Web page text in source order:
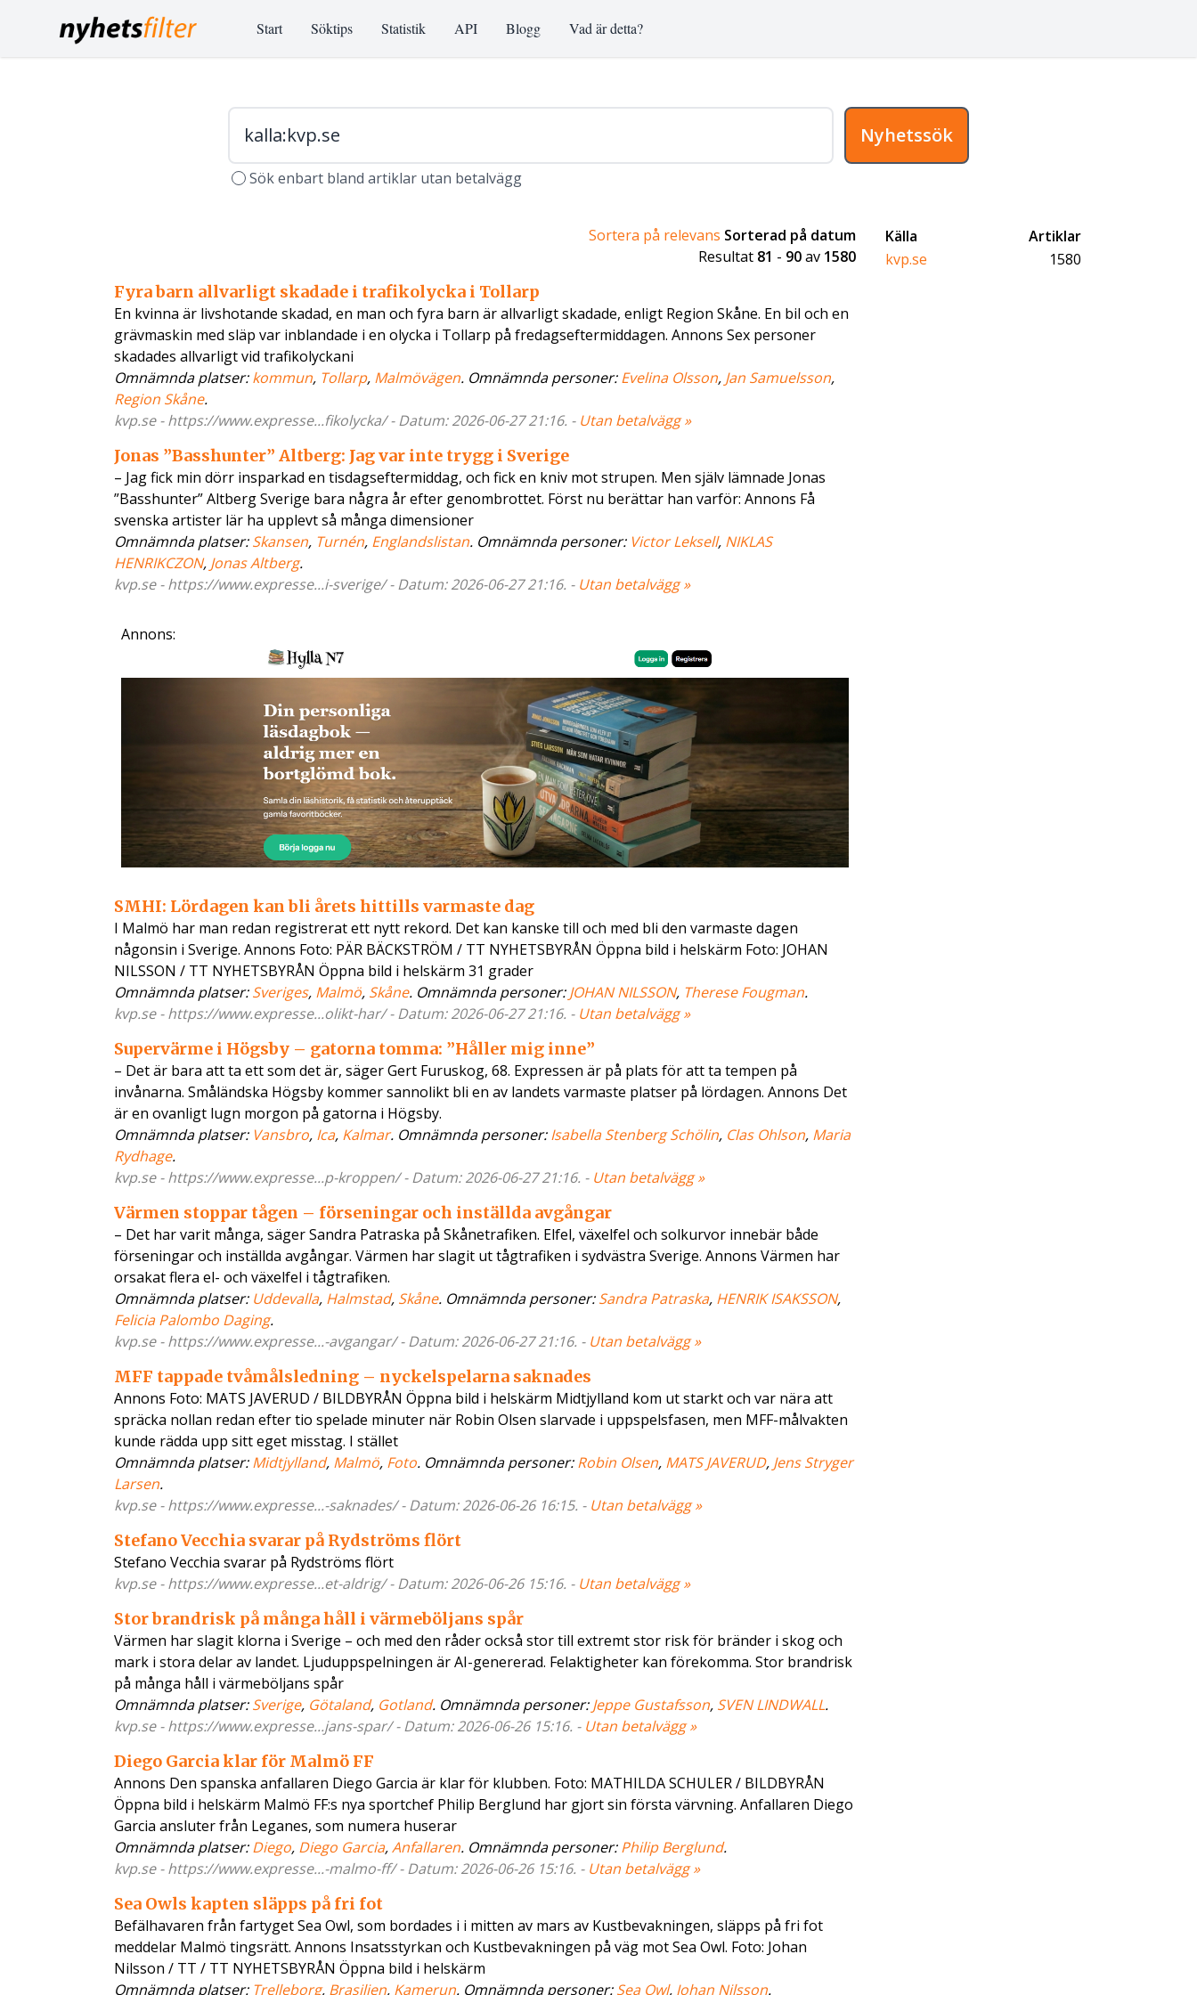
Start Söktips Statistik API Blogg Vad är detta?
Nyhetssök
Sök enbart bland artiklar utan betalvägg
Sortera på relevans Sorterad på datum
Resultat 81 - 90av 1580
Fyra barn allvarligt skadade i trafikolycka i Tollarp
En kvinna är livshotande skadad, en man och fyra barn är allvarligt skadade, enligt Region Skåne. En bil och en
grävmaskin med släp var inblandade i en olycka i Tollarp på fredagseftermiddagen. Annons Sex personer
skadades allvarligt vid trafikolyckani
Omnämnda platser:kommun, Tollarp, Malmövägen. Omnämnda personer:Evelina Olsson, Jan Samuelsson,
Region Skåne.
kvp.se - https://www.expresse...fikolycka/ - Datum: 2026-06-27 21:16. - Utan betalvägg »
Jonas ”Basshunter” Altberg: Jag var inte trygg i Sverige
– Jag fick min dörr insparkad en tisdagseftermiddag, och fick en kniv mot strupen. Men själv lämnade Jonas
”Basshunter” Altberg Sverige bara några år efter genombrottet. Först nu berättar han varför: Annons Få
svenska artister lär ha upplevt så många dimensioner
Omnämnda platser:Skansen, Turnén, Englandslistan. Omnämnda personer: Victor Leksell, NIKLAS
HENRIKCZON, Jonas Altberg.
kvp.se - https://www.expresse...i-sverige/ - Datum: 2026-06-27 21:16. - Utan betalvägg »
Annons:
SMHI: Lördagen kan bli årets hittills varmaste dag
I Malmö har man redan registrerat ett nytt rekord. Det kan kanske till och med bli den varmaste dagen
någonsin i Sverige. Annons Foto: PÄR BÄCKSTRÖM / TT NYHETSBYRÅN Öppna bild i helskärm Foto: JOHAN
NILSSON / TT NYHETSBYRÅN Öppna bild i helskärm 31 grader
Omnämnda platser:Sveriges, Malmö, Skåne. Omnämnda personer:JOHAN NILSSON, Therese Fougman.
kvp.se - https://www.expresse...olikt-har/ - Datum: 2026-06-27 21:16. - Utan betalvägg »
Supervärme i Högsby – gatorna tomma: ”Håller mig inne”
– Det är bara att ta ett som det är, säger Gert Furuskog, 68. Expressen är på plats för att ta tempen på
invånarna. Småländska Högsby kommer sannolikt bli en av landets varmaste platser på lördagen. Annons Det
är en ovanligt lugn morgon på gatorna i Högsby.
Omnämnda platser: Vansbro, Ica, Kalmar. Omnämnda personer:Isabella Stenberg Schölin, Clas Ohlson, Maria
Rydhage.
kvp.se - https://www.expresse...p-kroppen/ - Datum: 2026-06-27 21:16. - Utan betalvägg »
Värmen stoppar tågen – förseningar och inställda avgångar
– Det har varit många, säger Sandra Patraska på Skånetrafiken. Elfel, växelfel och solkurvor innebär både
förseningar och inställda avgångar. Värmen har slagit ut tågtrafiken i sydvästra Sverige. Annons Värmen har
orsakat flera el- och växelfel i tågtrafiken.
Omnämnda platser: Uddevalla, Halmstad, Skåne. Omnämnda personer:Sandra Patraska, HENRIK ISAKSSON,
Felicia Palombo Daging.
kvp.se - https://www.expresse...-avgangar/ - Datum: 2026-06-27 21:16. - Utan betalvägg »
MFF tappade tvåmålsledning – nyckelspelarna saknades
Annons Foto: MATS JAVERUD / BILDBYRÅN Öppna bild i helskärm Midtjylland kom ut starkt och var nära att
spräcka nollan redan efter tio spelade minuter när Robin Olsen slarvade i uppspelsfasen, men MFF-målvakten
kunde rädda upp sitt eget misstag. I stället
Omnämnda platser:Midtjylland, Malmö, Foto. Omnämnda personer:Robin Olsen, MATS JAVERUD, Jens Stryger
Larsen.
kvp.se - https://www.expresse...-saknades/ - Datum: 2026-06-26 16:15. - Utan betalvägg »
Stefano Vecchia svarar på Rydströms flört
Stefano Vecchia svarar på Rydströms flört
kvp.se - https://www.expresse...et-aldrig/ - Datum: 2026-06-26 15:16. - Utan betalvägg »
Stor brandrisk på många håll i värmeböljans spår
Värmen har slagit klorna i Sverige – och med den råder också stor till extremt stor risk för bränder i skog och
mark i stora delar av landet. Ljuduppspelningen är AI-genererad. Felaktigheter kan förekomma. Stor brandrisk
på många håll i värmeböljans spår
Omnämnda platser:Sverige, Götaland, Gotland. Omnämnda personer:Jeppe Gustafsson, SVEN LINDWALL.
kvp.se - https://www.expresse...jans-spar/ - Datum: 2026-06-26 15:16. - Utan betalvägg »
Diego Garcia klar för Malmö FF
Annons Den spanska anfallaren Diego Garcia är klar för klubben. Foto: MATHILDA SCHULER / BILDBYRÅN
Öppna bild i helskärm Malmö FF:s nya sportchef Philip Berglund har gjort sin första värvning. Anfallaren Diego
Garcia ansluter från Leganes, som numera huserar
Omnämnda platser:Diego, Diego Garcia,Anfallaren. Omnämnda personer:Philip Berglund.
kvp.se - https://www.expresse...-malmo-ff/ - Datum: 2026-06-26 15:16. - Utan betalvägg »
Sea Owls kapten släpps på fri fot
Befälhavaren från fartyget Sea Owl, som bordades i i mitten av mars av Kustbevakningen, släpps på fri fot
meddelar Malmö tingsrätt. Annons Insatsstyrkan och Kustbevakningen på väg mot Sea Owl. Foto: Johan
Nilsson / TT / TT NYHETSBYRÅN Öppna bild i helskärm
Omnämnda platser: Trelleborg, Brasilien, Kamerun. Omnämnda personer:Sea Owl, Johan Nilsson.
Källa
Artiklar
kvp.se
1580